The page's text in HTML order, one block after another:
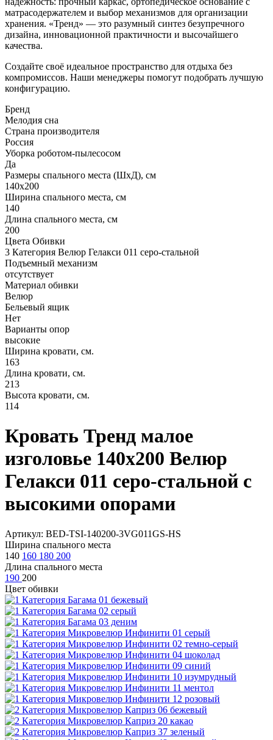
матрасодержателем и выбор механизмов для организации
хранения. «Тренд» — это разумный синтез безупречного
дизайна, инновационной практичности и высочайшего
качества.
Создайте своё идеальное пространство для отдыха без
компромиссов. Наши менеджеры помогут подобрать лучшую
конфигурацию.
Бренд
Мелодия сна
Страна производителя
Россия
Уборка роботом-пылесосом
Да
Размеры спального места (ШхД), см
140х200
Ширина спального места, см
140
Длина спального места, см
200
Цвета Обивки
3 Категория Велюр Гелакси 011 серо-стальной
Подъемный механизм
отсутствует
Материал обивки
Велюр
Бельевый ящик
Нет
Варианты опор
высокие
Ширина кровати, см.
163
Длина кровати, см.
213
Высота кровати, см.
114
Кровать Тренд малое
изголовье 140х200 Велюр
Гелакси 011 серо-стальной с
высокими опорами
Артикул: BED-TSI-140200-3VG011GS-HS
Ширина спального места
140 160 180 200
Длина спального места
190 200
Цвет обивки